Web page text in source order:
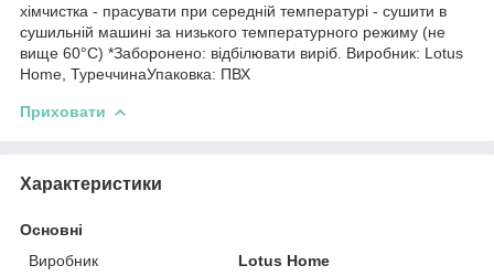
хімчистка - прасувати при середній температурі - сушити в
сушильній машині за низького температурного режиму (не
вище 60°C) *Заборонено: відбілювати виріб. Виробник: Lotus
Home, ТуреччинаУпаковка: ПВХ
Приховати
Характеристики
Основні
Виробник
Lotus Home